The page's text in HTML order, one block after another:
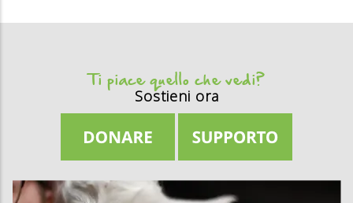
Ti piace quello che vedi?
Sostieni ora